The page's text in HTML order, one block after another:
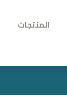
المنتجات